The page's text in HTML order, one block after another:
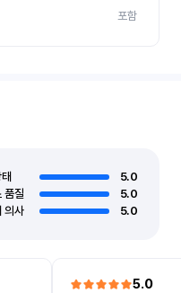
포함
5.0
품질
5.0
의사
5.0
5.0